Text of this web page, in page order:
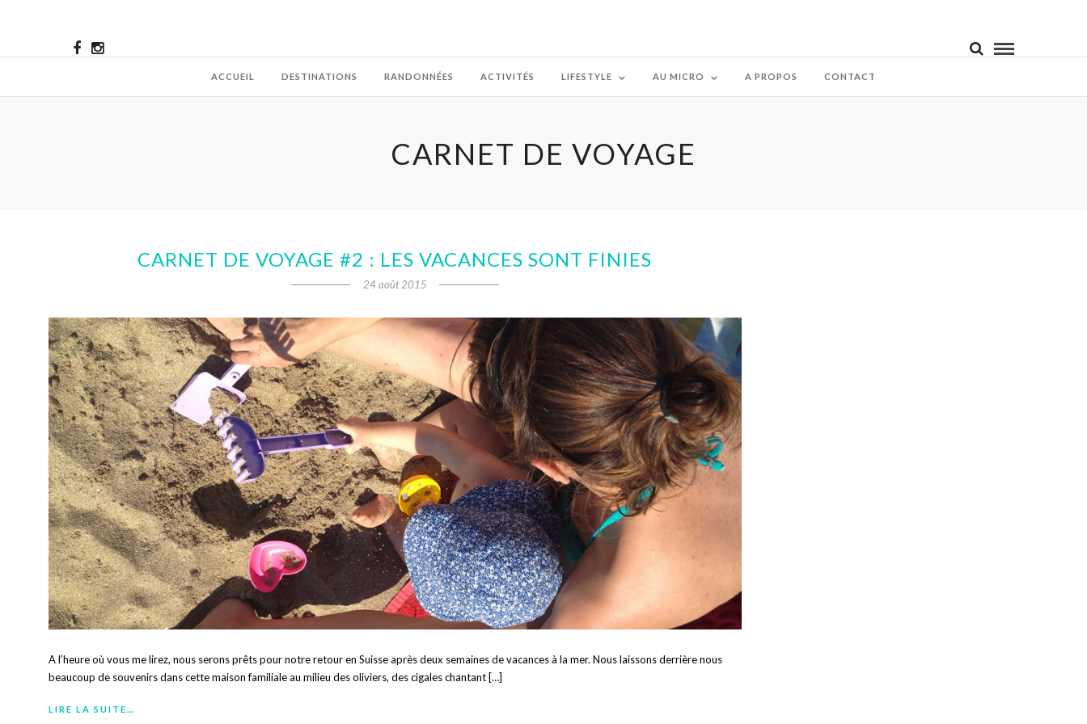
ACCUEIL DESTINATIONS RANDONNÉES ACTIVITÉS LIFESTYLE AU MICRO A PROPOS CONTACT
CARNET DE VOYAGE
CARNET DE VOYAGE #2 : LES VACANCES SONT FINIES
24 août 2015
A l’heure où vous me lirez, nous serons prêts pour notre retour en Suisse après deux semaines de vacances à la mer. Nous laissons derrière nous
beaucoup de souvenirs dans cette maison familiale au milieu des oliviers, des cigales chantant […]
LIRE LA SUITE…